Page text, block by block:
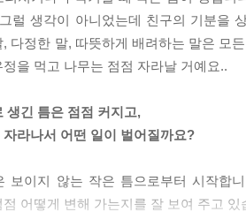
럴 생각이 아니었는데 친구의 기분을
, 다정한 말, 따뜻하게 배려하는 말은 모
정을 먹고 나무는 점점 자라날 거예요..
생긴 틈은 점점 커지고,
자라나서 어떤 일이 벌어질까요?
보이지 않는 작은 틈으로부터 시작합
점 어떻게 변해 가는지를 잘 보여 주고 있